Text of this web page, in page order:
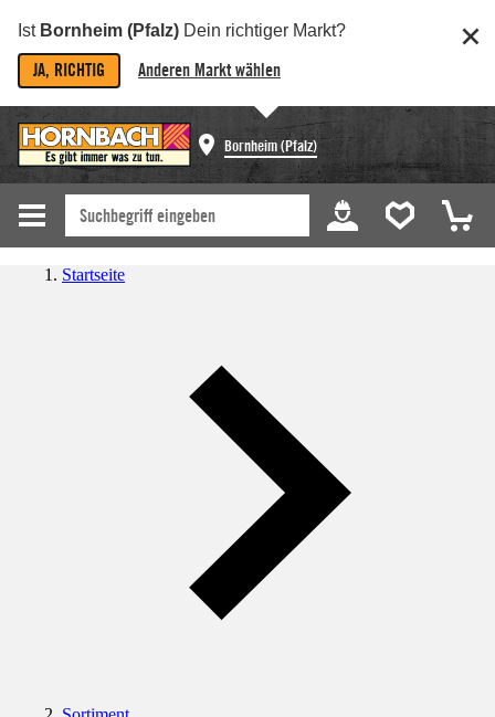
Ist Bornheim (Pfalz) Dein richtiger Markt?
JA, RICHTIG Anderen Markt wählen
Bornheim (Pfalz)
Startseite